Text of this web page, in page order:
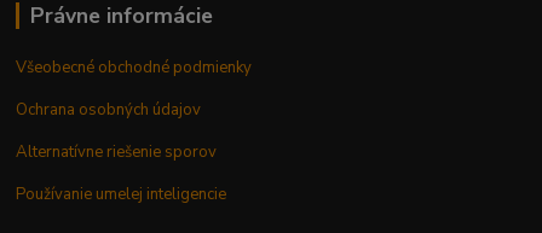
Právne informácie
Všeobecné obchodné podmienky
Ochrana osobných údajov
Alternatívne riešenie sporov
Používanie umelej inteligencie